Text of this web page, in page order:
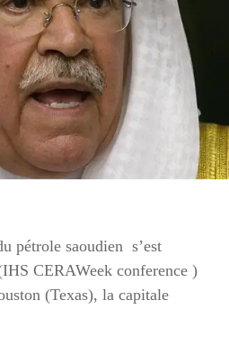
pétrole saoudien s’est
CERAWeek conference )
(Texas), la capitale